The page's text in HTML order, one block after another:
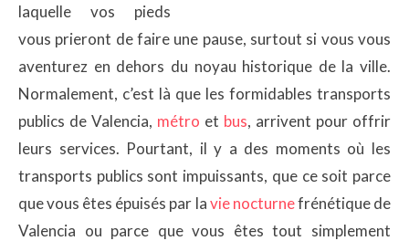
laquelle vos pieds
vous prieront de faire une pause, surtout si vous vous
aventurez en dehors du noyau historique de la ville.
Normalement, c’est là que les formidables transports
publics de Valencia, métro et bus, arrivent pour offrir
leurs services. Pourtant, il y a des moments où les
transports publics sont impuissants, que ce soit parce
que vous êtes épuisés par lavie nocturnefrénétique de
Valencia ou parce que vous êtes tout simplement